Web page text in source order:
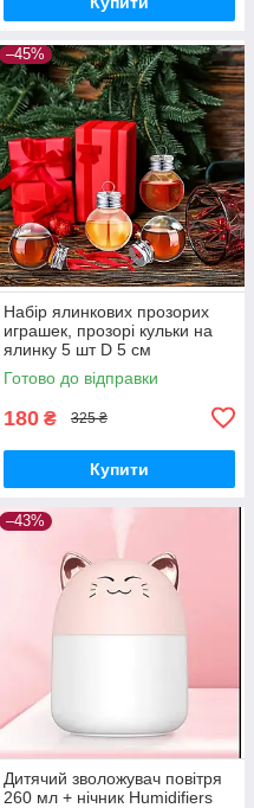
–45%
Набір ялинкових прозорих
играшек, прозорі кульки на
ялинку 5 шт D 5 см
Готово до відправки
180 ₴ 325 ₴
Купити
–43%
Дитячий зволожувач повітря
260 мл + нічник Humidifiers